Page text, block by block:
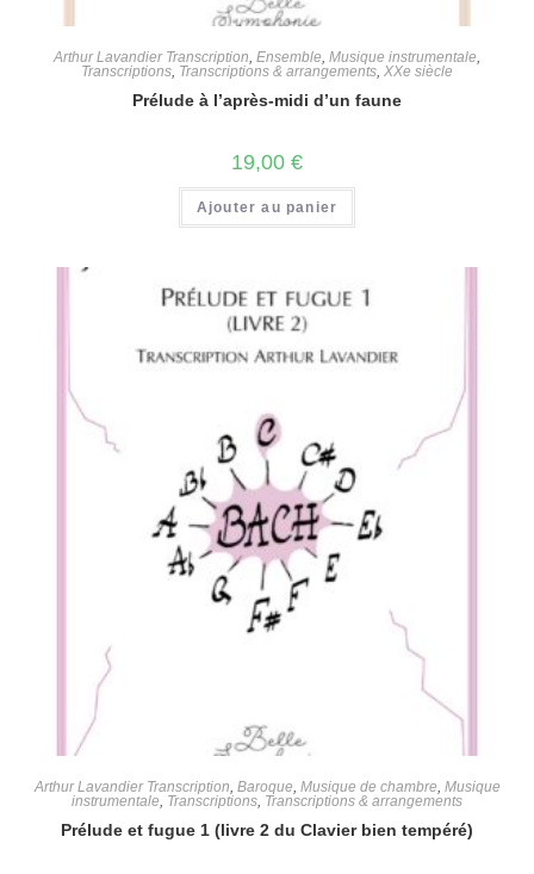
Arthur Lavandier Transcription, Ensemble, Musique instrumentale,
Transcriptions, Transcriptions & arrangements, XXe siècle
Prélude à l’après-midi d’un faune
19,00 €
Ajouter au panier
Arthur Lavandier Transcription, Baroque, Musique de chambre, Musique
instrumentale, Transcriptions, Transcriptions & arrangements
Prélude et fugue 1 (livre 2 du Clavier bien tempéré)